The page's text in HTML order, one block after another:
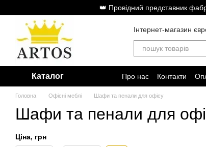
Перейти до основного контенту👑 Провідний представник
Інтернет-магазин
Каталог Про нас Контакти
Головна Офісні меблі Шафи та пенали для офісу
Шафи та пенали для
Ціна, грн